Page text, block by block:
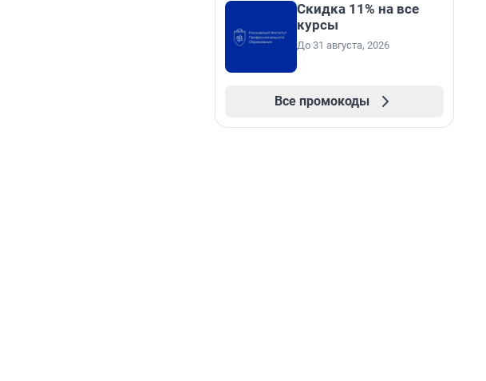
Скидка 11% на все
курсы
До 31 августа, 2026
Все промокоды